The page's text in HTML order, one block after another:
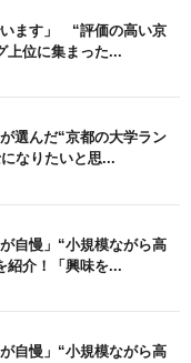
います」 “評価の高い京
上位に集まった...
選んだ“京都の大学ラン
なりたいと思...
自慢」“小規模ながら高
紹介！「興味を...
自慢」“小規模ながら高